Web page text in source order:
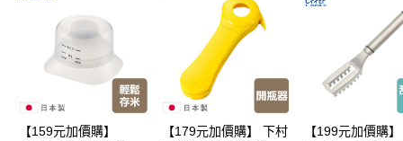
LINE Pay
Apple Pay
Google Pay
【159元加價購】
【179元加價購】 下村
【199元加價購】